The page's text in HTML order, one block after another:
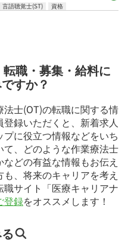
言語聴覚士(ST) 資格
職・募集・給料に
すか？
士(OT)の転職に関する情
録いただくと、新着求人
に役立つ情報などをいち
、どのような作業療法士
どの有益な情報もお伝え
、将来のキャリアを考え
サイト「医療キャリアナ
登録をオススメします！